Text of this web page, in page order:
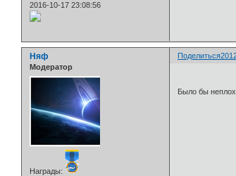
2016-10-17 23:08:56
Поделиться
Няф
Модератор
Награды:
Было бы